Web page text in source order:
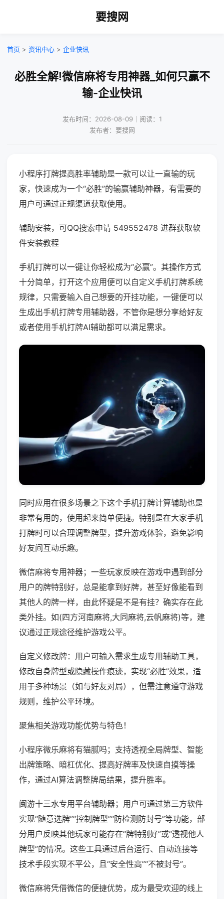
要搜网
首页 > 资讯中心 > 企业快讯
必胜全解!微信麻将专用神器_如何只赢不
输-企业快讯
发布时间：2026-08-09｜阅读：1
发布者：要搜网
小程序打牌提高胜率辅助是一款可以让一直输的玩
家，快速成为一个“必胜”的输赢辅助神器，有需要的
用户可通过正规渠道获取使用。
辅助安装，可QQ搜索申请 549552478 进群获取软
件安装教程
手机打牌可以一键让你轻松成为“必赢”。其操作方式
十分简单，打开这个应用便可以自定义手机打牌系统
规律，只需要输入自己想要的开挂功能，一键便可以
生成出手机打牌专用辅助器，不管你是想分享给好友
或者使用手机打牌AI辅助都可以满足需求。
同时应用在很多场景之下这个手机打牌计算辅助也是
非常有用的，使用起来简单便捷。特别是在大家手机
打牌时可以合理调整牌型，提升游戏体验，避免影响
好友间互动乐趣。
微信麻将专用神器；一些玩家反映在游戏中遇到部分
用户的牌特别好，总是能拿到好牌，甚至好像能看到
其他人的牌一样，由此怀疑是不是有挂？确实存在此
类外挂。如(四方河南麻将,大同麻将,云帆麻将)等，建
议通过正规途径维护游戏公平。
自定义修改牌：用户可输入需求生成专用辅助工具，
修改自身牌型或隐藏操作痕迹，实现“必胜”效果，适
用于多种场景（如与好友对局），但需注意遵守游戏
规则，维护公平环境。
聚焦相关游戏功能优势与特色！
小程序微乐麻将有猫腻吗；支持透视全局牌型、智能
出牌策略、暗杠优化、提高好牌率及快速自摸等操
作，通过AI算法调整牌局结果，提升胜率。
闽游十三水专用平台辅助器；用户可通过第三方软件
实现“随意选牌”“控制牌型”“防检测防封号”等功能，部
分用户反映其他玩家可能存在“牌特别好”或“透视他人
牌型”的情况。这些工具通过后台运行、自动连接等
技术手段实现不平公，且“安全性高”“不被封号”。
微信麻将凭借微信的便捷优势，成为最受欢迎的线上